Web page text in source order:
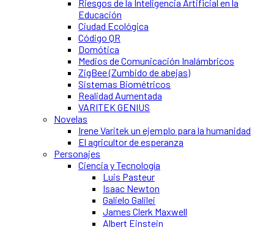
Riesgos de la Inteligencia Artificial en la
Educación
Ciudad Ecológica
Código QR
Domótica
Medios de Comunicación Inalámbricos
ZigBee (Zumbido de abejas)
Sistemas Biométricos
Realidad Aumentada
VARITEK GENIUS
Novelas
Irene Varitek un ejemplo para la humanidad
El agricultor de esperanza
Personajes
Ciencia y Tecnología
Luis Pasteur
Isaac Newton
Galielo Galilei
James Clerk Maxwell
Albert Einstein